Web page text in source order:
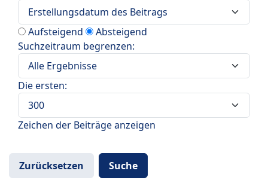
Aufsteigend
Absteigend
Suchzeitraum begrenzen:
Die ersten:
Zeichen der Beiträge anzeigen